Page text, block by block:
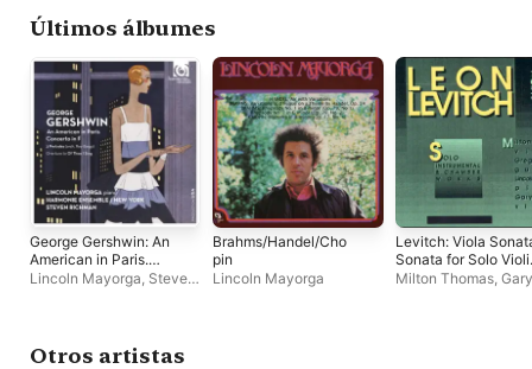
Últimos álbumes
George Gershwin: An
American in Paris.
Concerto in F Major
Lincoln Mayorga, Steven
Brahms/Handel/Cho
pin
Lincoln Mayorga
Levitch: Viola
Sonata for Solo
Ricordo di Mario,
Milton Thomas, Gary
Otros artistas